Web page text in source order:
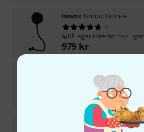
Isovox Isopop Bronze
4
På lager indenfor 5–7 uger
979 kr
2
På lager indenfor 1–2 uger
kr
IsoBooth